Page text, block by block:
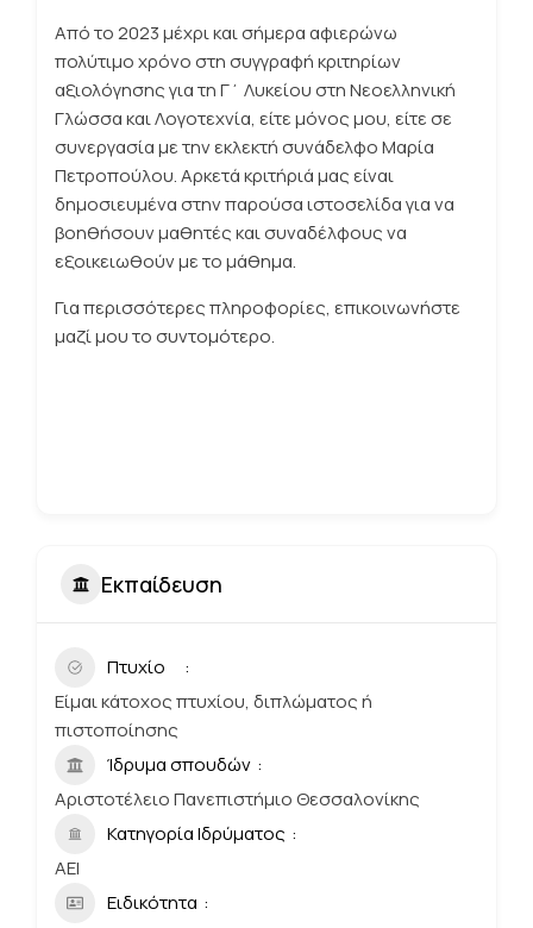
Από το 2023 μέχρι και σήμερα αφιερώνω
πολύτιμο χρόνο στη συγγραφή κριτηρίων
αξιολόγησης για τη Γ΄ Λυκείου στη Νεοελληνική
Γλώσσα και Λογοτεχνία, είτε μόνος μου, είτε σε
συνεργασία με την εκλεκτή συνάδελφο Μαρία
Πετροπούλου. Αρκετά κριτήριά μας είναι
δημοσιευμένα στην παρούσα ιστοσελίδα για να
βοηθήσουν μαθητές και συναδέλφους να
εξοικειωθούν με το μάθημα.
Για περισσότερες πληροφορίες, επικοινωνήστε
μαζί μου το συντομότερο.
Εκπαίδευση
Πτυχίο
Είμαι κάτοχος πτυχίου, διπλώματος ή
πιστοποίησης
Ίδρυμα σπουδών
Αριστοτέλειο Πανεπιστήμιο Θεσσαλονίκης
Κατηγορία Ιδρύματος
ΑΕΙ
Ειδικότητα